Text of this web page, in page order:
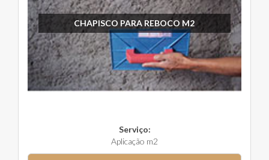
CHAPISCO PARA REBOCO M2
Serviço:
Aplicação m2